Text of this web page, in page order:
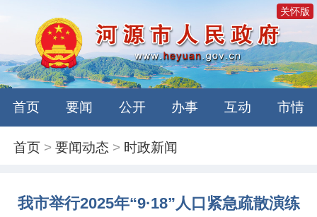
关怀版
首页 要闻 公开 办事 互动 市情
首页 >要闻动态 > 时政新闻
我市举行2025年“9·18”人口紧急疏散演练